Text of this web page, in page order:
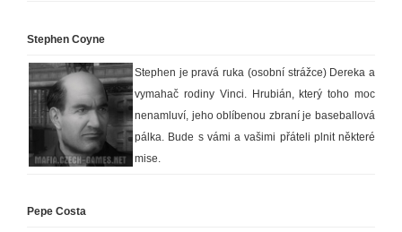
Stephen Coyne
Stephen je pravá ruka (osobní strážce) Dereka a
vymahač rodiny Vinci. Hrubián, který toho moc
nenamluví, jeho oblíbenou zbraní je baseballová
pálka. Bude s vámi a vašimi přáteli plnit některé
mise.
Pepe Costa